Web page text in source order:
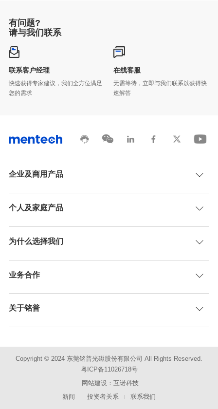
有问题?
请与我们联系
联系客户经理
您的需求
在线客服
速解答
企业及商用产品
个人及家庭产品
为什么选择我们
业务合作
关于铭普
Copyright © 2024 东莞铭普光磁股份有限公司 All Rights Reserved.
粤ICP备11026718号
网站建设：互诺科技
新闻
投资者关系 联系我们